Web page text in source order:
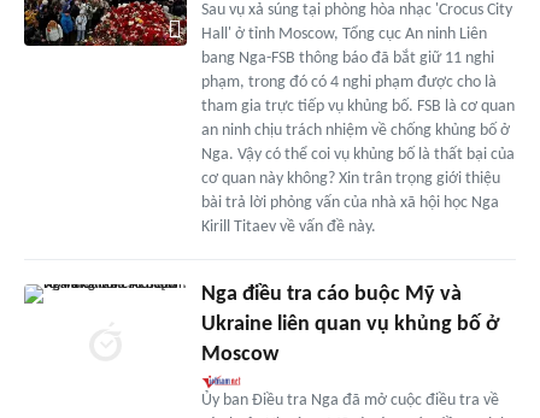
Sau vụ xả súng tại phòng hòa nhạc 'Crocus City
Hall' ở tỉnh Moscow, Tổng cục An ninh Liên
bang Nga-FSB thông báo đã bắt giữ 11 nghi
phạm, trong đó có 4 nghi phạm được cho là
tham gia trực tiếp vụ khủng bố. FSB là cơ quan
an ninh chịu trách nhiệm về chống khủng bố ở
Nga. Vậy có thể coi vụ khủng bố là thất bại của
cơ quan này không? Xin trân trọng giới thiệu
bài trả lời phỏng vấn của nhà xã hội học Nga
Kirill Titaev về vấn đề này.
Nga điều tra cáo buộc Mỹ và
Ukraine liên quan vụ khủng bố ở
Moscow
Ủy ban Điều tra Nga đã mở cuộc điều tra về